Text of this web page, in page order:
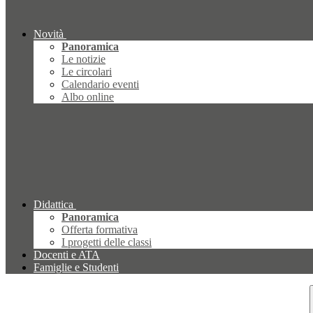
Novità
Panoramica
Le notizie
Le circolari
Calendario eventi
Albo online
Didattica
Panoramica
Offerta formativa
I progetti delle classi
Docenti e ATA
Famiglie e Studenti